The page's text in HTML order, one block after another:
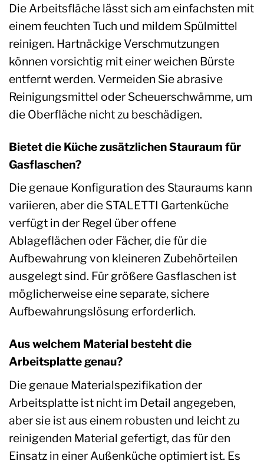
Die Arbeitsfläche lässt sich am einfachsten mit
einem feuchten Tuch und mildem Spülmittel
reinigen. Hartnäckige Verschmutzungen
können vorsichtig mit einer weichen Bürste
entfernt werden. Vermeiden Sie abrasive
Reinigungsmittel oder Scheuerschwämme, um
die Oberfläche nicht zu beschädigen.
Bietet die Küche zusätzlichen Stauraum für
Gasflaschen?
Die genaue Konfiguration des Stauraums kann
variieren, aber die STALETTI Gartenküche
verfügt in der Regel über offene
Ablageflächen oder Fächer, die für die
Aufbewahrung von kleineren Zubehörteilen
ausgelegt sind. Für größere Gasflaschen ist
möglicherweise eine separate, sichere
Aufbewahrungslösung erforderlich.
Aus welchem Material besteht die
Arbeitsplatte genau?
Die genaue Materialspezifikation der
Arbeitsplatte ist nicht im Detail angegeben,
aber sie ist aus einem robusten und leicht zu
reinigenden Material gefertigt, das für den
Einsatz in einer Außenküche optimiert ist. Es